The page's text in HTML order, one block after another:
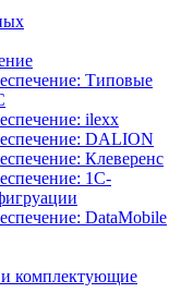
Типовые
ilexx
DALION
Клеверенс
1С-
DataMobile
комплектующие